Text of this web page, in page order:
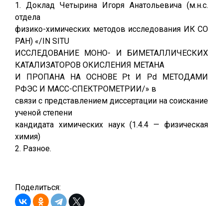
1. Доклад Четырина Игоря Анатольевича (м.н.с.
отдела
физико-химических методов исследования ИК СО
РАН) «/IN SITU
ИССЛЕДОВАНИЕ МОНО- И БИМЕТАЛЛИЧЕСКИХ
КАТАЛИЗАТОРОВ ОКИСЛЕНИЯ МЕТАНА
И ПРОПАНА НА ОСНОВЕ Pt И Pd МЕТОДАМИ
РФЭС И МАСС-СПЕКТРОМЕТРИИ/» в
связи с представлением диссертации на соискание
ученой степени
кандидата химических наук (1.4.4 — физическая
химия)
2. Разное.
Поделиться: